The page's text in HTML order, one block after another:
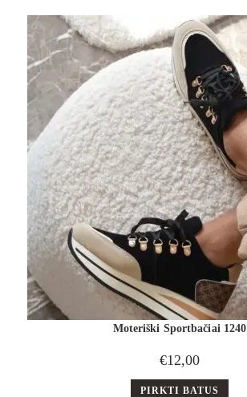
Moteriški Sportbačiai 1240
€12,00
PIRKTI BATUS